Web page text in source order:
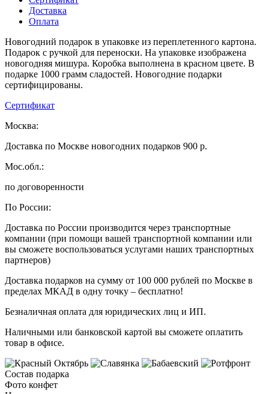
Доставка
Оплата
Новогодний подарок в упаковке из переплетенного картона.
Подарок с ручкой для переноски. На упаковке изображена
новогодняя мишура. Коробка выполнена в красном цвете. В
подарке 1000 грамм сладостей. Новогодние подарки
сертифицированы.
Сертификат
Москва:
Доставка по Москве новогодних подарков 900 р.
Мос.обл.:
по договоренности
По России:
Доставка по России производится через транспортные
компании (при помощи вашей транспортной компании или
вы сможете воспользоваться услугами наших транспортных
партнеров)
Доставка подарков на сумму от 100 000 рублей по Москве в
пределах МКАД в одну точку – бесплатно!
Безналичная оплата для юридических лиц и ИП.
Наличными или банковской картой вы сможете оплатить
товар в офисе.
Состав подарка
Фото конфет